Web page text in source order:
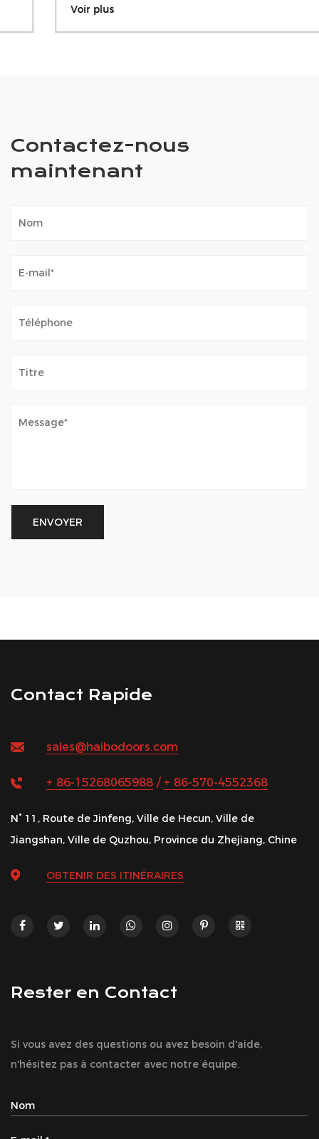
Contactez-nous
maintenant
Contact Rapide
sales@haibodoors.com
+ 86-15268065988 / + 86-570-4552368
N° 11, Route de Jinfeng, Ville de Hecun, Ville de
Jiangshan, Ville de Quzhou, Province du Zhejiang, Chine
OBTENIR DES ITINÉRAIRES
Rester en Contact
Si vous avez des questions ou avez besoin d'aide,
n'hésitez pas à contacter avec notre équipe.